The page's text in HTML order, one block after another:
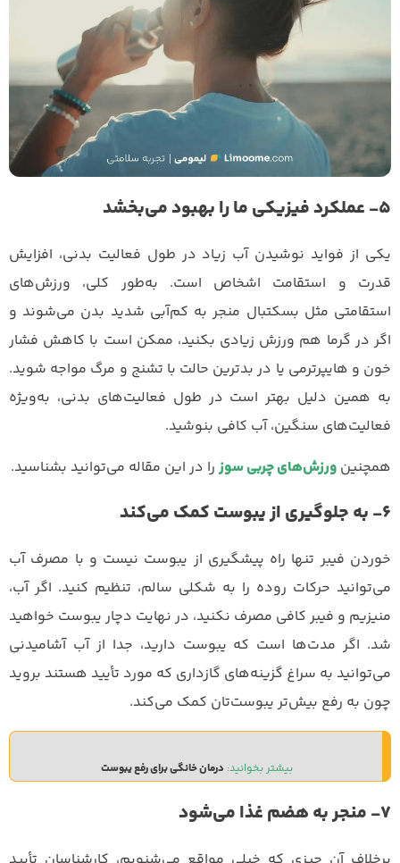
۵- عملکرد فیزیکی ما را بهبود می‌بخشد
یکی از فواید نوشیدن آب زیاد در طول فعالیت بدنی، افزایش
قدرت و استقامت اشخاص است. به‌طور کلی، ورزش‌های
استقامتی‌ مثل بسکتبال منجر به کم‌آبی شدید بدن می‌شوند و
اگر در گرما هم ورزش زیادی بکنید، ممکن است با کاهش فشار
خون و هایپرترمی یا در بدترین حالت با تشنج و مرگ مواجه شوید.
به همین دلیل بهتر است در طول فعالیت‌های بدنی، به‌ویژه
فعالیت‌های سنگین، آب کافی بنوشید.
همچنین ورزش‌های چربی سوز را در این مقاله می‌توانید بشناسید.
۶- به جلوگیری از یبوست کمک می‌کند
خوردن فیبر تنها راه پیشگیری از یبوست نیست و با مصرف آب
می‌توانید حرکات روده را به شکلی سالم، تنظیم کنید. اگر آب،
منیزیم و فیبر کافی مصرف نکنید، در نهایت دچار یبوست خواهید
شد. اگر مدت‌ها است که یبوست دارید، جدا از آب آشامیدنی
می‌توانید به سراغ گزینه‌های گازداری که مورد تأیید هستند بروید
چون به رفع بیش‌تر یبوست‌تان کمک می‌کند.
بیشتر بخوانید: درمان خانگی برای رفع یبوست
۷- منجر به هضم غذا می‌شود